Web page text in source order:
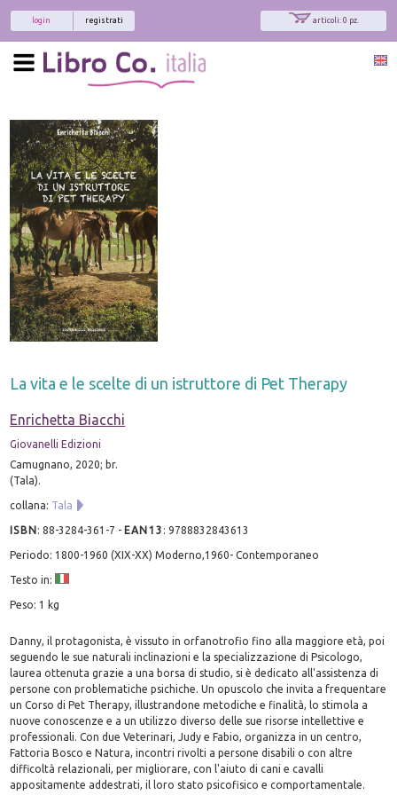
articoli: 0 pz.
registrati
login
La vita e le scelte di un istruttore di Pet Therapy
Enrichetta Biacchi
Giovanelli Edizioni
Camugnano, 2020; br.
(Tala).
collana: Tala
ISBN:88-3284-361-7 - EAN13 :9788832843613
Periodo: 1800-1960 (XIX-XX) Moderno,1960- Contemporaneo
Testo in:
Peso: 1 kg
Danny, il protagonista, è vissuto in orfanotrofio fino alla maggiore età, poi
seguendo le sue naturali inclinazioni e la specializzazione di Psicologo,
laurea ottenuta grazie a una borsa di studio, si è dedicato all'assistenza di
persone con problematiche psichiche. Un opuscolo che invita a frequentare
un Corso di Pet Therapy, illustrandone metodiche e finalità, lo stimola a
nuove conoscenze e a un utilizzo diverso delle sue risorse intellettive e
professionali. Con due Veterinari, Judy e Fabio, organizza in un centro,
Fattoria Bosco e Natura, incontri rivolti a persone disabili o con altre
difficoltà relazionali, per migliorare, con l'aiuto di cani e cavalli
appositamente addestrati, il loro stato psicofisico e comportamentale.